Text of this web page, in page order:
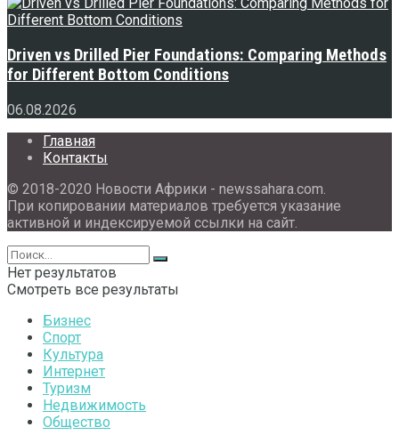
Driven vs Drilled Pier Foundations: Comparing Methods
for Different Bottom Conditions
06.08.2026
Главная
Контакты
© 2018-2020 Новости Африки - newssahara.com.
При копировании материалов требуется указание
активной и индексируемой ссылки на сайт.
Нет результатов
Смотреть все результаты
Бизнес
Спорт
Культура
Интернет
Туризм
Недвижимость
Общество